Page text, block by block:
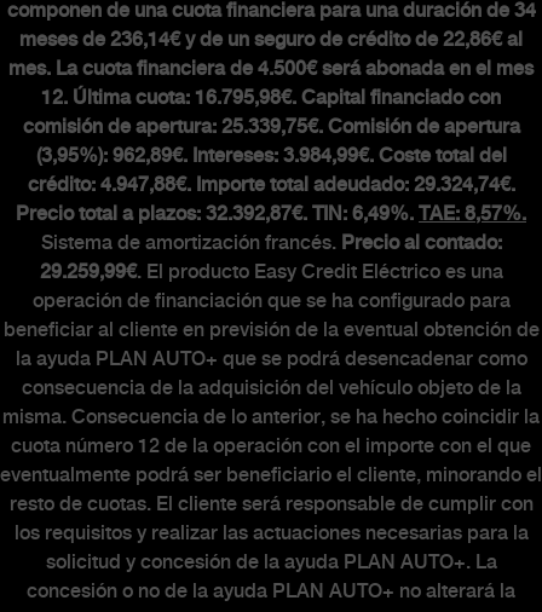
MUNDO ABARTH
Abarth Classiche
componen de una cuota financiera para una duración de 34
meses de 236,14€ y de un seguro de crédito de 22,86€ al
mes. La cuota financiera de 4.500€ será abonada en el mes
12. Última cuota: 16.795,98€. Capital financiado con
comisión de apertura: 25.339,75€. Comisión de apertura
(3,95%): 962,89€. Intereses: 3.984,99€. Coste total del
crédito: 4.947,88€. Importe total adeudado: 29.324,74€.
Precio total a plazos: 32.392,87€. TIN: 6,49%. TAE: 8,57%.
Sistema de amortización francés. Precio al contado:
29.259,99€. El producto Easy Credit Eléctrico es una
operación de financiación que se ha configurado para
beneficiar al cliente en previsión de la eventual obtención de
la ayuda PLAN AUTO+ que se podrá desencadenar como
consecuencia de la adquisición del vehículo objeto de la
misma. Consecuencia de lo anterior, se ha hecho coincidir la
cuota número 12 de la operación con el importe con el que
eventualmente podrá ser beneficiario el cliente, minorando el
resto de cuotas. El cliente será responsable de cumplir con
los requisitos y realizar las actuaciones necesarias para la
solicitud y concesión de la ayuda PLAN AUTO+. La
concesión o no de la ayuda PLAN AUTO+ no alterará la